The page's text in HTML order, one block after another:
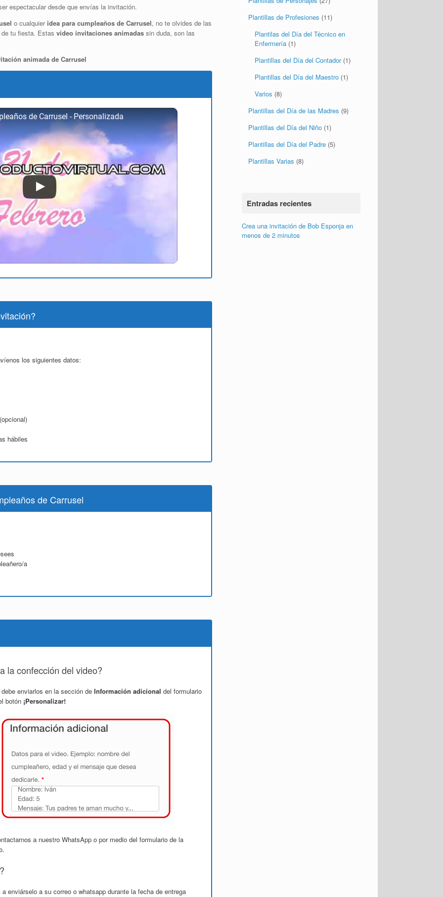
espectacular desde que envías la invitación.
o cualquieridea para cumpleaños de Carrusel, no te olvides de las
tu fiesta. Estas video invitaciones animadas sin duda, son las
animada de Carrusel
de Carrusel - Personalizada
los siguientes datos:
hábiles
de Carrusel
a
la confección del video?
enviarlos en la sección de Información adicional del formulario
botón ¡Personalizar!
a nuestro WhatsApp o por medio del formulario de la
enviárselo a su correo o whatsapp durante la fecha de entrega
Plantillas de Amor (6)
Plantillas de Bautizo (1)
Plantillas de Cumpleaños (4)
Plantillas de Graduación
(1)
Plantillas de Personajes (27)
Plantillas de Profesiones
Plantilas del Día del Técnico en
Enfermería (1)
Plantillas del Día del Contador
Plantillas del Día del Maestro
Varios (8)
Plantillas del Día del Niño
Plantillas Varias (8)